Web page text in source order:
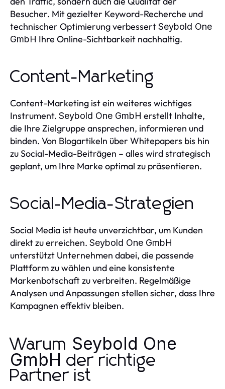
Besucher. Mit gezielter Keyword-Recherche und
technischer Optimierung verbessertSeybold One
GmbH Ihre Online-Sichtbarkeit nachhaltig.
Content-Marketing
Content-Marketing ist ein weiteres wichtiges
Instrument. Seybold One GmbH erstellt Inhalte,
die Ihre Zielgruppe ansprechen, informieren und
binden. Von Blogartikeln über Whitepapers bis hin
zu Social-Media-Beiträgen – alles wird strategisch
geplant, um Ihre Marke optimal zu präsentieren.
Social-Media-Strategien
Social Media ist heute unverzichtbar, um Kunden
direkt zu erreichen. Seybold One GmbH
unterstützt Unternehmen dabei, die passende
Plattform zu wählen und eine konsistente
Markenbotschaft zu verbreiten. Regelmäßige
Analysen und Anpassungen stellen sicher, dass Ihre
Kampagnen effektiv bleiben.
Warum Seybold One
GmbH der richtige
Partner ist